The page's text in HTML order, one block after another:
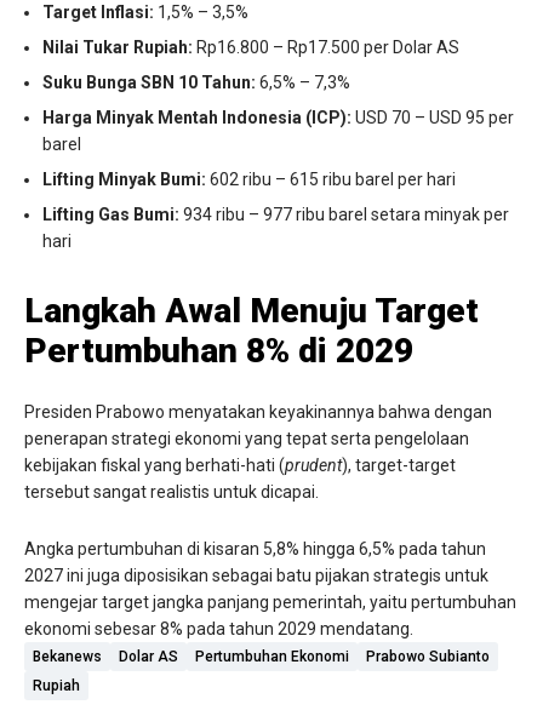
Target Inflasi: 1,5% – 3,5%
Nilai Tukar Rupiah: Rp16.800 – Rp17.500 per Dolar AS
Suku Bunga SBN 10 Tahun: 6,5% – 7,3%
Harga Minyak Mentah Indonesia (ICP): USD 70 – USD 95 per
barel
Lifting Minyak Bumi: 602 ribu – 615 ribu barel per hari
Lifting Gas Bumi: 934 ribu – 977 ribu barel setara minyak per
hari
Langkah Awal Menuju Target
Pertumbuhan 8% di 2029
Presiden Prabowo menyatakan keyakinannya bahwa dengan
penerapan strategi ekonomi yang tepat serta pengelolaan
kebijakan fiskal yang berhati-hati (prudent), target-target
tersebut sangat realistis untuk dicapai.
Angka pertumbuhan di kisaran 5,8% hingga 6,5% pada tahun
2027 ini juga diposisikan sebagai batu pijakan strategis untuk
mengejar target jangka panjang pemerintah, yaitu pertumbuhan
ekonomi sebesar 8% pada tahun 2029 mendatang.
Bekanews Dolar AS Pertumbuhan Ekonomi
Prabowo Subianto
Rupiah